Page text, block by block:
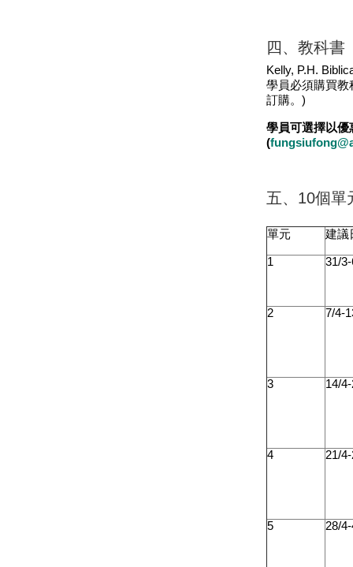
四、教科書
Kelly, P.H.
學員必須購買教
訂購。 )
學員可選擇以優
(
五、 10個單
單元 建議
1 31/
2 7/4-
3 14/
4 21/
5 28/